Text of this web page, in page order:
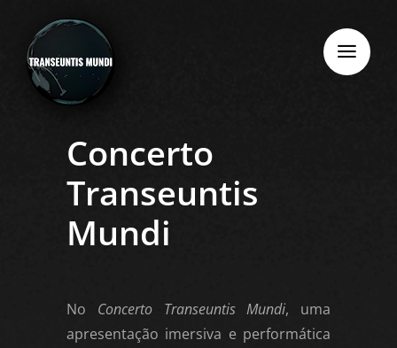
content
Concerto
Transeuntis
Mundi
No Concerto Transeuntis Mundi, uma
apresentação imersiva e performática